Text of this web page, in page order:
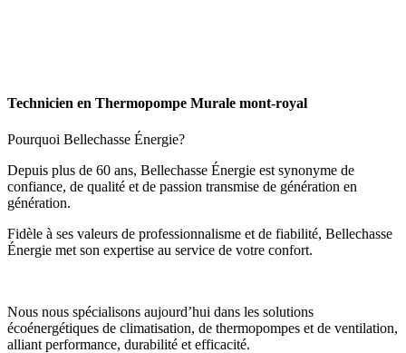
Technicien en Thermopompe Murale mont-royal
Pourquoi Bellechasse Énergie?
Depuis plus de 60 ans, Bellechasse Énergie est synonyme de
confiance, de qualité et de passion transmise de génération en
génération.
Fidèle à ses valeurs de professionnalisme et de fiabilité, Bellechasse
Énergie met son expertise au service de votre confort.
Nous nous spécialisons aujourd’hui dans les solutions
écoénergétiques de climatisation, de thermopompes et de ventilation,
alliant performance, durabilité et efficacité.